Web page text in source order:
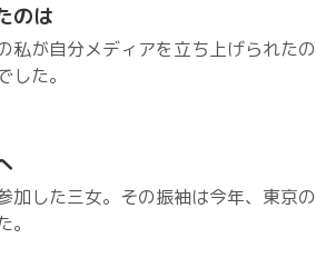
のは
私が自分メディアを立ち上げられたの
た。
加した三女。その振袖は今年、東京の